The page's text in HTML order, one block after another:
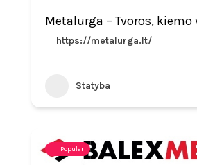
Metalurga – Tvoros, kiemo
https://metalurga.lt/
Statyba
Popular